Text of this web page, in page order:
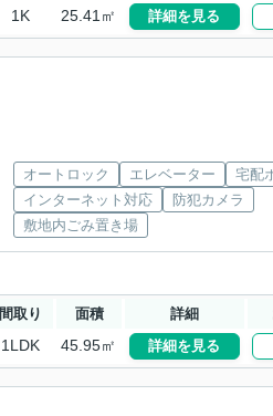
1K 25.41㎡ 詳細を見る
オートロック エレベーター
宅配
インターネット対応
防犯カメラ
敷地内ごみ置き場
間取り 面積 詳細
1LDK 45.95㎡ 詳細を見る